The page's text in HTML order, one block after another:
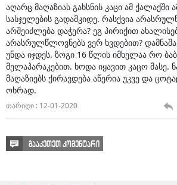
აღარც მაღაზიას გახსნის კაცი ამ ქალაქში
სასჯელების გადამკიდე. რასქვია
არშეიძლება დაჭერა? ეგ პირიქით
არასრულწლოვნებს ვერ ხვდებით?
უნდა იჯდეს. ზოგი 16 წლის იმხელაა რო
მელაპარაკებით. ხოდა იყავით კაცო მასე.
მაღაზიებს ქირავდება აწერია უკვე და
ოხრად.
თარიღი : 12-01-2020
გააკეთეთ კომენტარი